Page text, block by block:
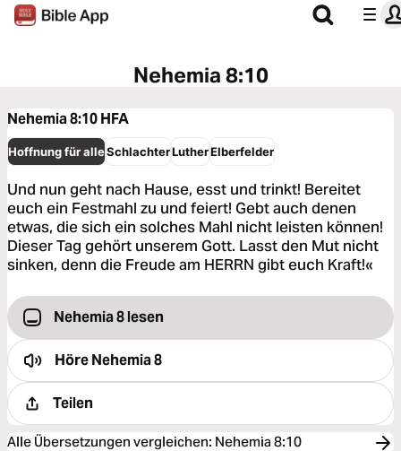
Nehemia 8:10
Nehemia 8:10HFA
Hoffnung für alleSchlachterLutherElberfelder
Und nun geht nach Hause, esst und trinkt! Bereitet
euch ein Festmahl zu und feiert! Gebt auch denen
etwas, die sich ein solches Mahl nicht leisten können!
Dieser Tag gehört unserem Gott. Lasst den Mut nicht
sinken, denn die Freude am HERRN gibt euch Kraft!«
Nehemia 8 lesen
HöreNehemia 8
Teilen
Alle Übersetzungen vergleichen: Nehemia 8:10